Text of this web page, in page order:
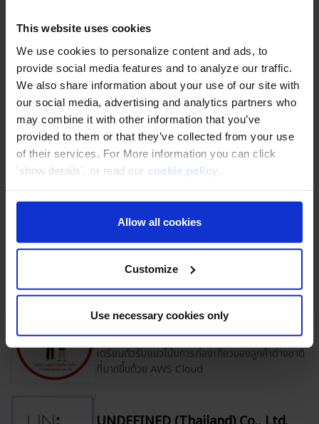
This website uses cookies
We use cookies to personalize content and ads, to
provide social media features and to analyze our traffic.
We also share information about your use of our site with
our social media, advertising and analytics partners who
may combine it with other information that you’ve
provided to them or that they’ve collected from your use
of their services. For More information you can click
'show details', or read our cookie policy
Allow all cookies
Customize
Use necessary cookies only
Infonet (Thailand) .,Ltd
ใช้คลาวด์ AWS อย่างมั่นใจผ่าน Hands-on
Training
KAMU KAMU Co., Ltd.
เพิ่มยอดขายถึง 80% ด้วย AWS Cloud
Pumpkin Corporation Co., Ltd.
ค้นพบแหล่งเรียนรู้ AWS ที่เข้าใจง่ายผ่านบล็อก
DevelopersIO ของ Classmethod
The iCON Software (Thailand) Co.,
Ltd.
เตรียมตัวรับแนวโน้มการท่องเที่ยวของลูกค้าต่างชาติ
ที่มากขึ้นด้วย AWS Cloud